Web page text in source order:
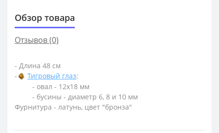
Обзор товара
Отзывов (0)
- Длина 48 см
-
Тигровый глаз:
- овал - 12х18 мм
- бусины - диаметр 6, 8 и 10 мм
Фурнитура - латунь, цвет "бронза"